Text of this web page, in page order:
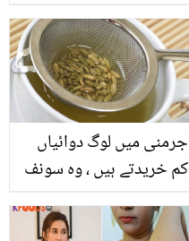
جرمنی میں لوگ دوائیاں
کم خریدتے ہیں ، وہ سونف
ہیں؟